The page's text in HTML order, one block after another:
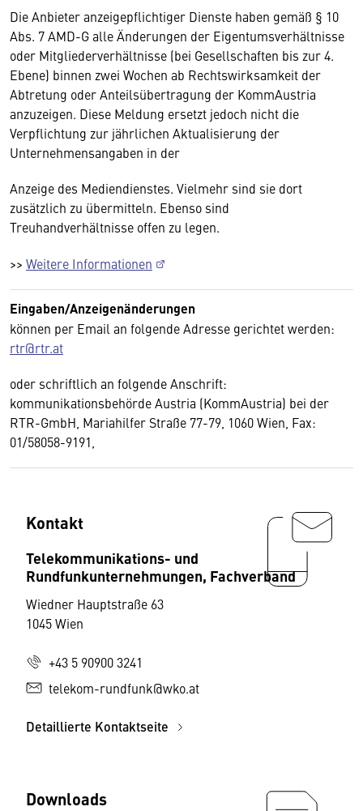
Die Anbieter anzeigepflichtiger Dienste haben gemäß § 10
Abs. 7 AMD-G alle Änderungen der Eigentumsverhältnisse
oder Mitgliederverhältnisse (bei Gesellschaften bis zur 4.
Ebene) binnen zwei Wochen ab Rechtswirksamkeit der
Abtretung oder Anteilsübertragung der KommAustria
anzuzeigen. Diese Meldung ersetzt jedoch nicht die
Verpflichtung zur jährlichen Aktualisierung der
Unternehmensangaben in der
Anzeige des Mediendienstes. Vielmehr sind sie dort
zusätzlich zu übermitteln. Ebenso sind
Treuhandverhältnisse offen zu legen.
>> Weitere Informationen
Eingaben/Anzeigenänderungen
können per Email an folgende Adresse gerichtet werden:
rtr@rtr.at
oder schriftlich an folgende Anschrift:
kommunikationsbehörde Austria (KommAustria) bei der
RTR-GmbH, Mariahilfer Straße 77-79, 1060 Wien, Fax:
01/58058-9191,
Kontakt
Telekommunikations- und
Rundfunkunternehmungen, Fachverband
Wiedner Hauptstraße 63
1045 Wien
+43 5 90900 3241
telekom-rundfunk@wko.at
Detaillierte Kontaktseite
Downloads